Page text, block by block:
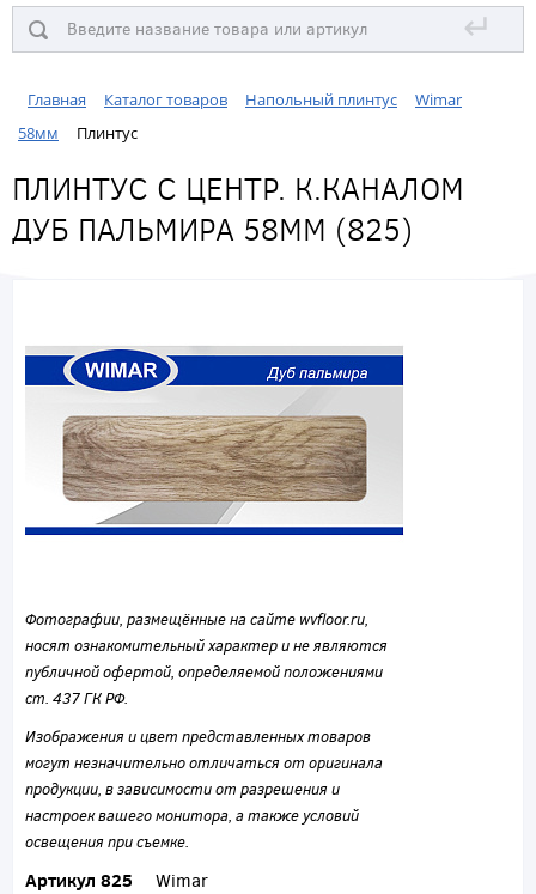
↵
Главная Каталог товаров Напольный плинтус
Wimar
58мм
Плинтус
ПЛИНТУС С ЦЕНТР. К.КАНАЛОМ
ДУБ ПАЛЬМИРА 58ММ (825)
Фотографии, размещённые на сайте wvfloor.ru,
носят ознакомительный характер и не являются
публичной офертой, определяемой положениями
ст. 437 ГК РФ.
Изображения и цвет представленных товаров
могут незначительно отличаться от оригинала
продукции, в зависимости от разрешения и
настроек вашего монитора, а также условий
освещения при съемке.
Артикул 825 Wimar